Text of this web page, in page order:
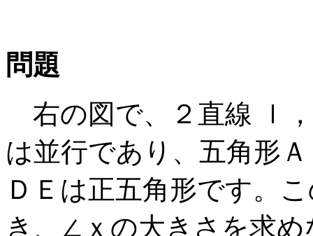
問題
右の図で、２直線 ｌ
は並行であり、五角形
ＤＥは正五角形です。
き、∠ｘの大きさを求め